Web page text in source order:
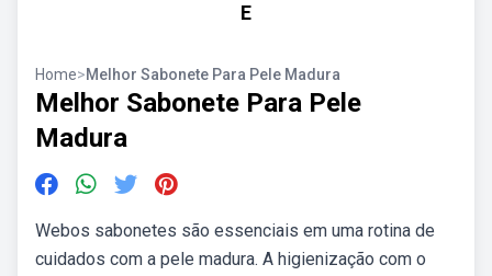
E
Home>Melhor Sabonete Para Pele Madura
Melhor Sabonete Para Pele
Madura
Webos sabonetes são essenciais em uma rotina de
cuidados com a pele madura. A higienização com o